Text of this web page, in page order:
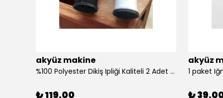
akyüz makine
%100 Polyester Dikiş Ipliği Kaliteli 2 Adet Farklı Makara Ip Dikiş İpi Siyah&Beyaz 2'Li Set
akyüz
1 paket